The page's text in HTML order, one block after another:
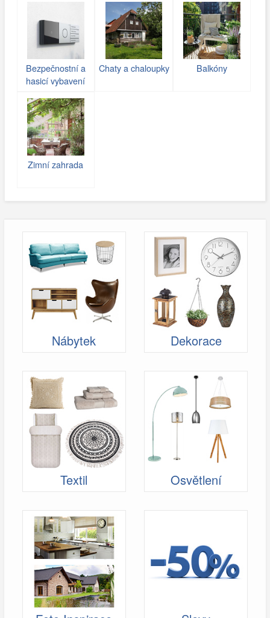
Bezpečnostní a
hasicí vybavení
Chaty a chaloupky Balkóny
Zimní zahrada
Nábytek Dekorace
Textil Osvětlení